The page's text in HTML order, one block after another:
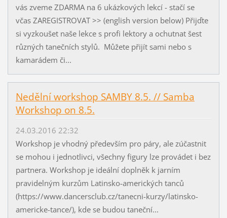
vás zveme ZDARMA na 6 ukázkových lekcí - stačí se
včas ZAREGISTROVAT >> (english version below) Přijďte
si vyzkoušet naše lekce s profi lektory a ochutnat šest
různých tanečních stylů. Můžete přijít sami nebo s
kamarádem či...
Nedělní workshop SAMBY 8.5. // Samba
Workshop on 8.5.
24.03.2016 22:32
Workshop je vhodný především pro páry, ale zúčastnit
se mohou i jednotlivci, všechny figury lze provádet i bez
partnera. Workshop je ideální doplněk k jarním
pravidelným kurzům Latinsko-amerických tanců
(https://www.dancersclub.cz/tanecni-kurzy/latinsko-
americke-tance/), kde se budou taneční...